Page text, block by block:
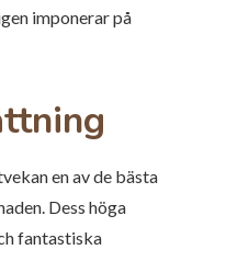
imponerar på
en av de bästa
Dess höga
fantastiska